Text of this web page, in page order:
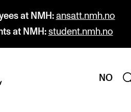
at NMH: ansatt.nmh.no
at NMH: student.nmh.no
NO